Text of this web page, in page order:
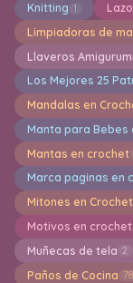
Knitting 1
Limpiadoras de
Llaveros
Los Mejores 25
Mandalas en
Manta para Bebes
Mantas en crochet
Marca paginas en
Mitones en Crochet
Motivos en crochet
Muñecas de tela 2
Paños de Cocina 78